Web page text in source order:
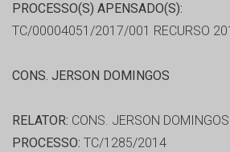
PROCESSO(S) APENSADO(S):
TC/00004051/2017/001 RECURSO
CONS. JERSON DOMINGOS
RELATOR: CONS. JERSON DOMINGOS
PROCESSO: TC/1285/2014